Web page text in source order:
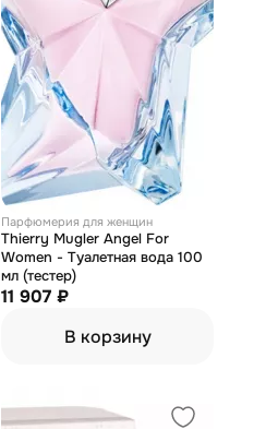
Парфюмерия для женщин
Thierry Mugler Angel For
Women - Туалетная вода 100
мл (тестер)
11 907 ₽
В корзину